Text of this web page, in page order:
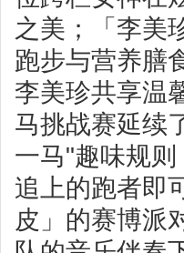
之美；「李美
跑步与营养膳
李美珍共享温
马挑战赛延续
一马"趣味规
追上的跑者即
皮」的赛博派